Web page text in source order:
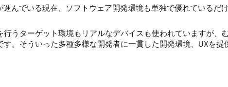
んでいる現在、ソフトウェア開発環境も単独で優れているだ
うターゲット環境もリアルなデバイスも使われていますが、
。そういった多種多様な開発者に一貫した開発環境、UXを